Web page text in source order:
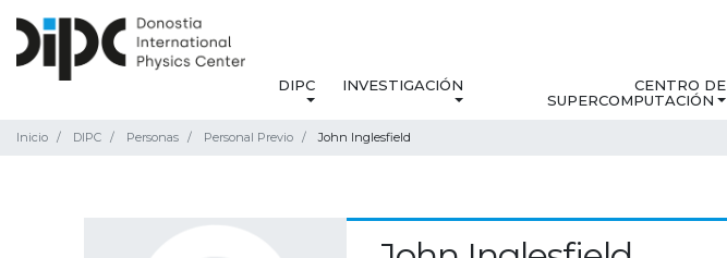
DIPC INVESTIGACIÓN
CENTRO DE
SUPERCOMPUTACIÓN
Inicio DIPC Personas Personal Previo John Inglesfield